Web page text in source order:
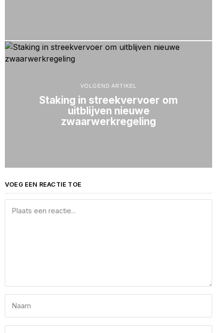
VOLGEND ARTIKEL
Staking in streekvervoer om
uitblijven nieuwe
zwaarwerkregeling
VOEG EEN REACTIE TOE